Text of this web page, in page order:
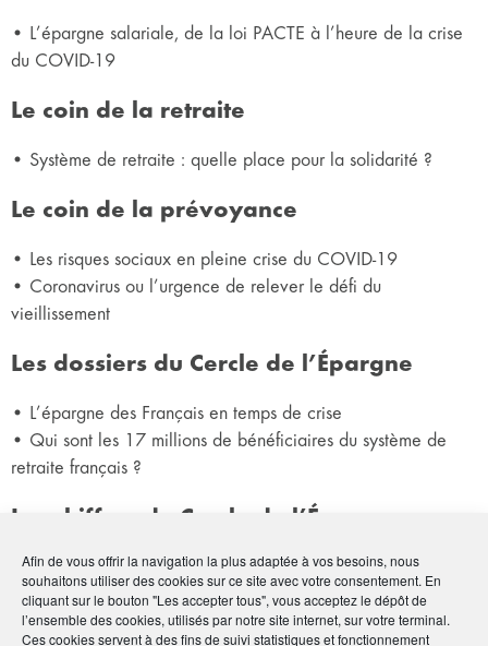
Afin de vous offrir la navigation la plus adaptée à vos besoins, nous
souhaitons utiliser des cookies sur ce site avec votre consentement. En
cliquant sur le bouton "Les accepter tous", vous acceptez le dépôt de
l’ensemble des cookies, utilisés par notre site internet, sur votre terminal.
Ces cookies servent à des fins de suivi statistiques et fonctionnement
• L’épargne salariale, de la loi PACTE à l’heure de la crise
du COVID-19
Le coin de la retraite
• Système de retraite : quelle place pour la solidarité ?
Le coin de la prévoyance
• Les risques sociaux en pleine crise du COVID-19
• Coronavirus ou l’urgence de relever le défi du
vieillissement
Les dossiers du Cercle de l’Épargne
• L’épargne des Français en temps de crise
• Qui sont les 17 millions de bénéficiaires du système de
retraite français ?
Les chiffres du Cercle de l’Épargne
• Tableau de bord des produits d’épargne
• Tableau de bord des marchés financiers
• Tableau de bord du crédit et des taux d’intérêt